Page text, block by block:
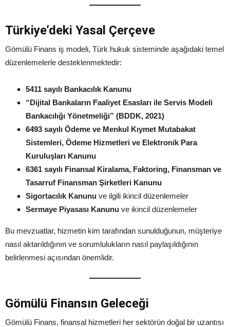
Türkiye’deki Yasal Çerçeve
Gömülü Finans iş modeli, Türk hukuk sisteminde aşağıdaki temel
düzenlemelerle desteklenmektedir:
5411 sayılı Bankacılık Kanunu
“Dijital Bankaların Faaliyet Esasları ile Servis Modeli
Bankacılığı Yönetmeliği” (BDDK, 2021)
6493 sayılı Ödeme ve Menkul Kıymet Mutabakat
Sistemleri, Ödeme Hizmetleri ve Elektronik Para
Kuruluşları Kanunu
6361 sayılı Finansal Kiralama, Faktoring, Finansman ve
Tasarruf Finansman Şirketleri Kanunu
Sigortacılık Kanunu ve ilgili ikincil düzenlemeler
Sermaye Piyasası Kanunu ve ikincil düzenlemeler
Bu mevzuatlar, hizmetin kim tarafından sunulduğunun, müşteriye
nasıl aktarıldığının ve sorumlulukların nasıl paylaşıldığının
belirlenmesi açısından önemlidir.
Gömülü Finansın Geleceği
Gömülü Finans, finansal hizmetleri her sektörün doğal bir uzantısı